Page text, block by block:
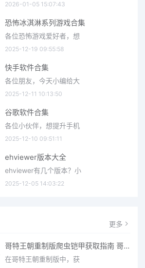
2026-01-05 15:07:43
恐怖冰淇淋系列游戏合集
各位恐怖游戏爱好者，想
2025-12-19 09:55:58
快手软件合集
各位朋友，今天小编给大
2025-12-11 10:13:50
谷歌软件合集
各位小伙伴，想提升手机
2025-12-10 09:51:11
ehviewer版本大全
ehviewer有几个版本？小
2025-12-05 14:03:22
更多
哥特王朝重制版爬虫铠甲获取指南 哥特王朝重制版爬虫铠甲获取方法
在哥特王朝重制版中，获